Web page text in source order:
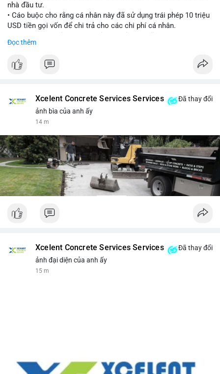
nhà đầu tư.
• Cáo buộc cho rằng cá nhân này đã sử dụng trái phép 10 triệu
USD tiền gọi vốn để chi trả cho các chi phí cá nhân.
Web3.
#cryptonews #nft
#titanbot
Đọc thêm
Xcelent Concrete Services Services
Đã thay đổi
ảnh bìa của anh ấy
14 m
Xcelent Concrete Services Services
Đã thay đổi
ảnh đại diện của anh ấy
15 m